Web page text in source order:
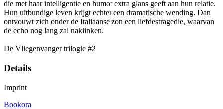
die met haar intelligentie en humor extra glans geeft aan hun relatie.
Hun uitbundige leven krijgt echter een dramatische wending. Dan
ontvouwt zich onder de Italiaanse zon een liefdestragedie, waarvan
de echo nog lang zal naklinken.
De Vliegenvanger trilogie #2
Details
Imprint
Bookora